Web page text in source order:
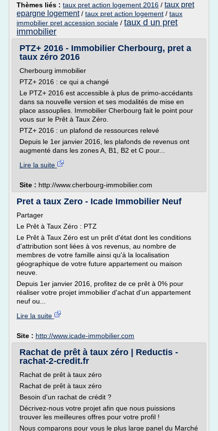
Thèmes liés : taux pret action logement 2016 / taux pret
epargne logement/ taux pret action logement / taux
immobilier pret accession sociale / taux d un pret
immobilier
PTZ+ 2016 - Immobilier Cherbourg, pret a
taux zéro 2016
Cherbourg immobilier
PTZ+ 2016 : ce qui a changé
Le PTZ+ 2016 est accessible à plus de primo-accédants
dans sa nouvelle version et ses modalités de mise en
place assouplies. Immobilier Cherbourg fait le point pour
vous sur le Prêt à Taux Zéro.
PTZ+ 2016 : un plafond de ressources relevé
Depuis le 1er janvier 2016, les plafonds de revenus ont
augmenté dans les zones A, B1, B2 et C pour...
Lire la suite
Site : http://www.cherbourg-immobilier.com
Pret a taux Zero - Icade Immobilier Neuf
Partager
Le Prêt à Taux Zéro : PTZ
Le Prêt à Taux Zéro est un prêt d'état dont les conditions
d'attribution sont liées à vos revenus, au nombre de
membres de votre famille ainsi qu'à la localisation
géographique de votre future appartement ou maison
neuve.
Depuis 1er janvier 2016, profitez de ce prêt à 0% pour
réaliser votre projet immobilier d'achat d'un appartement
neuf ou...
Lire la suite
Site : http://www.icade-immobilier.com
Rachat de prêt à taux zéro | Reductis -
rachat-2-credit.fr
Rachat de prêt à taux zéro
Rachat de prêt à taux zéro
Besoin d'un rachat de crédit ?
Décrivez-nous votre projet afin que nous puissions
trouver les meilleures offres pour votre profil !
Nous comparons pour vous le plus large panel du Marché